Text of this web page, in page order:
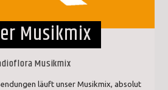
Musikmix
Musikmix
läuft unser Musikmix, absolut